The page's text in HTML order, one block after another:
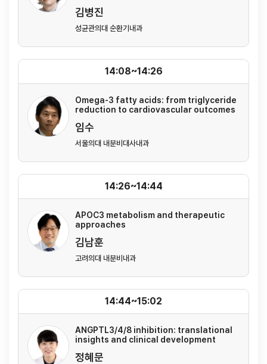
김병진
성균관의대 순환기내과
Omega-3 fatty acids: from triglyceride
reduction to cardiovascular outcomes
임수
서울의대 내분비대사내과
14:08~14:26
APOC3 metabolism and therapeutic
approaches
김남훈
고려의대 내분비내과
14:26~14:44
ANGPTL3/4/8 inhibition: translational
insights and clinical development
정혜문
14:44~15:02